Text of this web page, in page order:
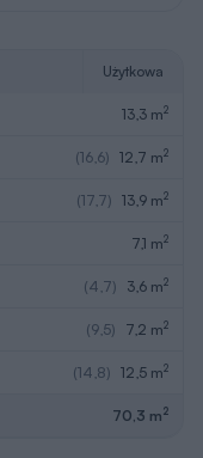
Użytkowa
13,3 m2
(16,6) 12,7 m2
(17,7) 13,9 m2
7,1 m2
(4,7) 3,6 m2
(9,5) 7,2 m2
(14,8) 12,5 m2
70,3 m2